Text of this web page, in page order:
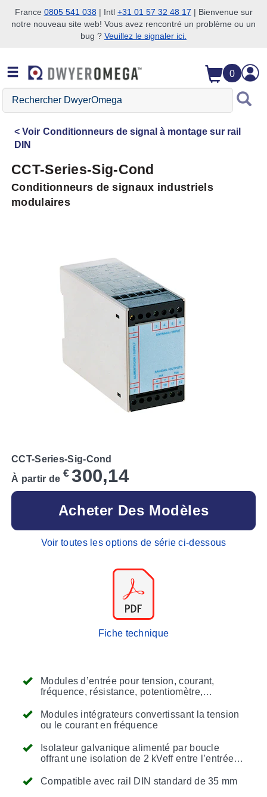
Passer à la recherche
Passer au contenu principal
Passer à la navigation
France 0805 541 038| Intl +31 01 57 32 48 17 | Bienvenue sur
notre nouveau site web! Vous avez rencontré un problème ou un
bug ? Veuillez le signaler ici.
0
Rechercher
DwyerOmega
Voir Conditionneurs de signal à montage sur rail
DIN
CCT-Series-Sig-Cond
Conditionneurs de signaux industriels
modulaires
Modules d’entrée pour tension, courant,
fréquence, résistance, potentiomètre,
Modules intégrateurs convertissant la tension
ou le courant en fréquence
Isolateur galvanique alimenté par boucle
offrant une isolation de 2 kVeff entre l’entrée et
Compatible avec rail DIN standard de 35 mm
CCT-Series-Sig-Cond
À partir de € 300,14
Acheter Des Modèles
Voir toutes les options de série ci-dessous
Fiche technique